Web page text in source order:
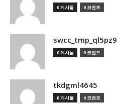
0 게시물 0 코멘트
swcc_tmp_ql5pz9
0 게시물 0 코멘트
tkdgml4645
0 게시물 0 코멘트